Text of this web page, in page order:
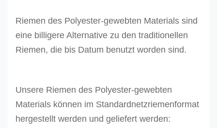
Riemen des Polyester-gewebten Materials sind
eine billigere Alternative zu den traditionellen
Riemen, die bis Datum benutzt worden sind.
Unsere Riemen des Polyester-gewebten
Materials können im Standardnetzriemenformat
hergestellt werden und geliefert werden: